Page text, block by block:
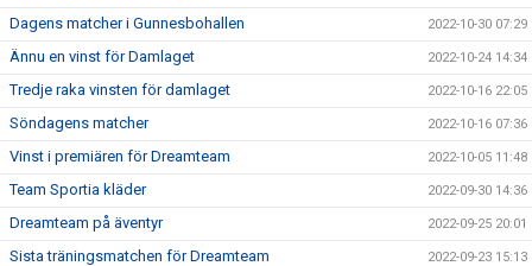
Dagens matcher i Gunnesbohallen 2022-10-30 07:29
Ännu en vinst för Damlaget 2022-10-24 14:34
Tredje raka vinsten för damlaget 2022-10-16 22:05
Söndagens matcher 2022-10-16 07:36
Vinst i premiären för Dreamteam 2022-10-05 11:48
Team Sportia kläder 2022-09-30 14:36
Dreamteam på äventyr 2022-09-25 20:01
Sista träningsmatchen för Dreamteam 2022-09-23 15:13